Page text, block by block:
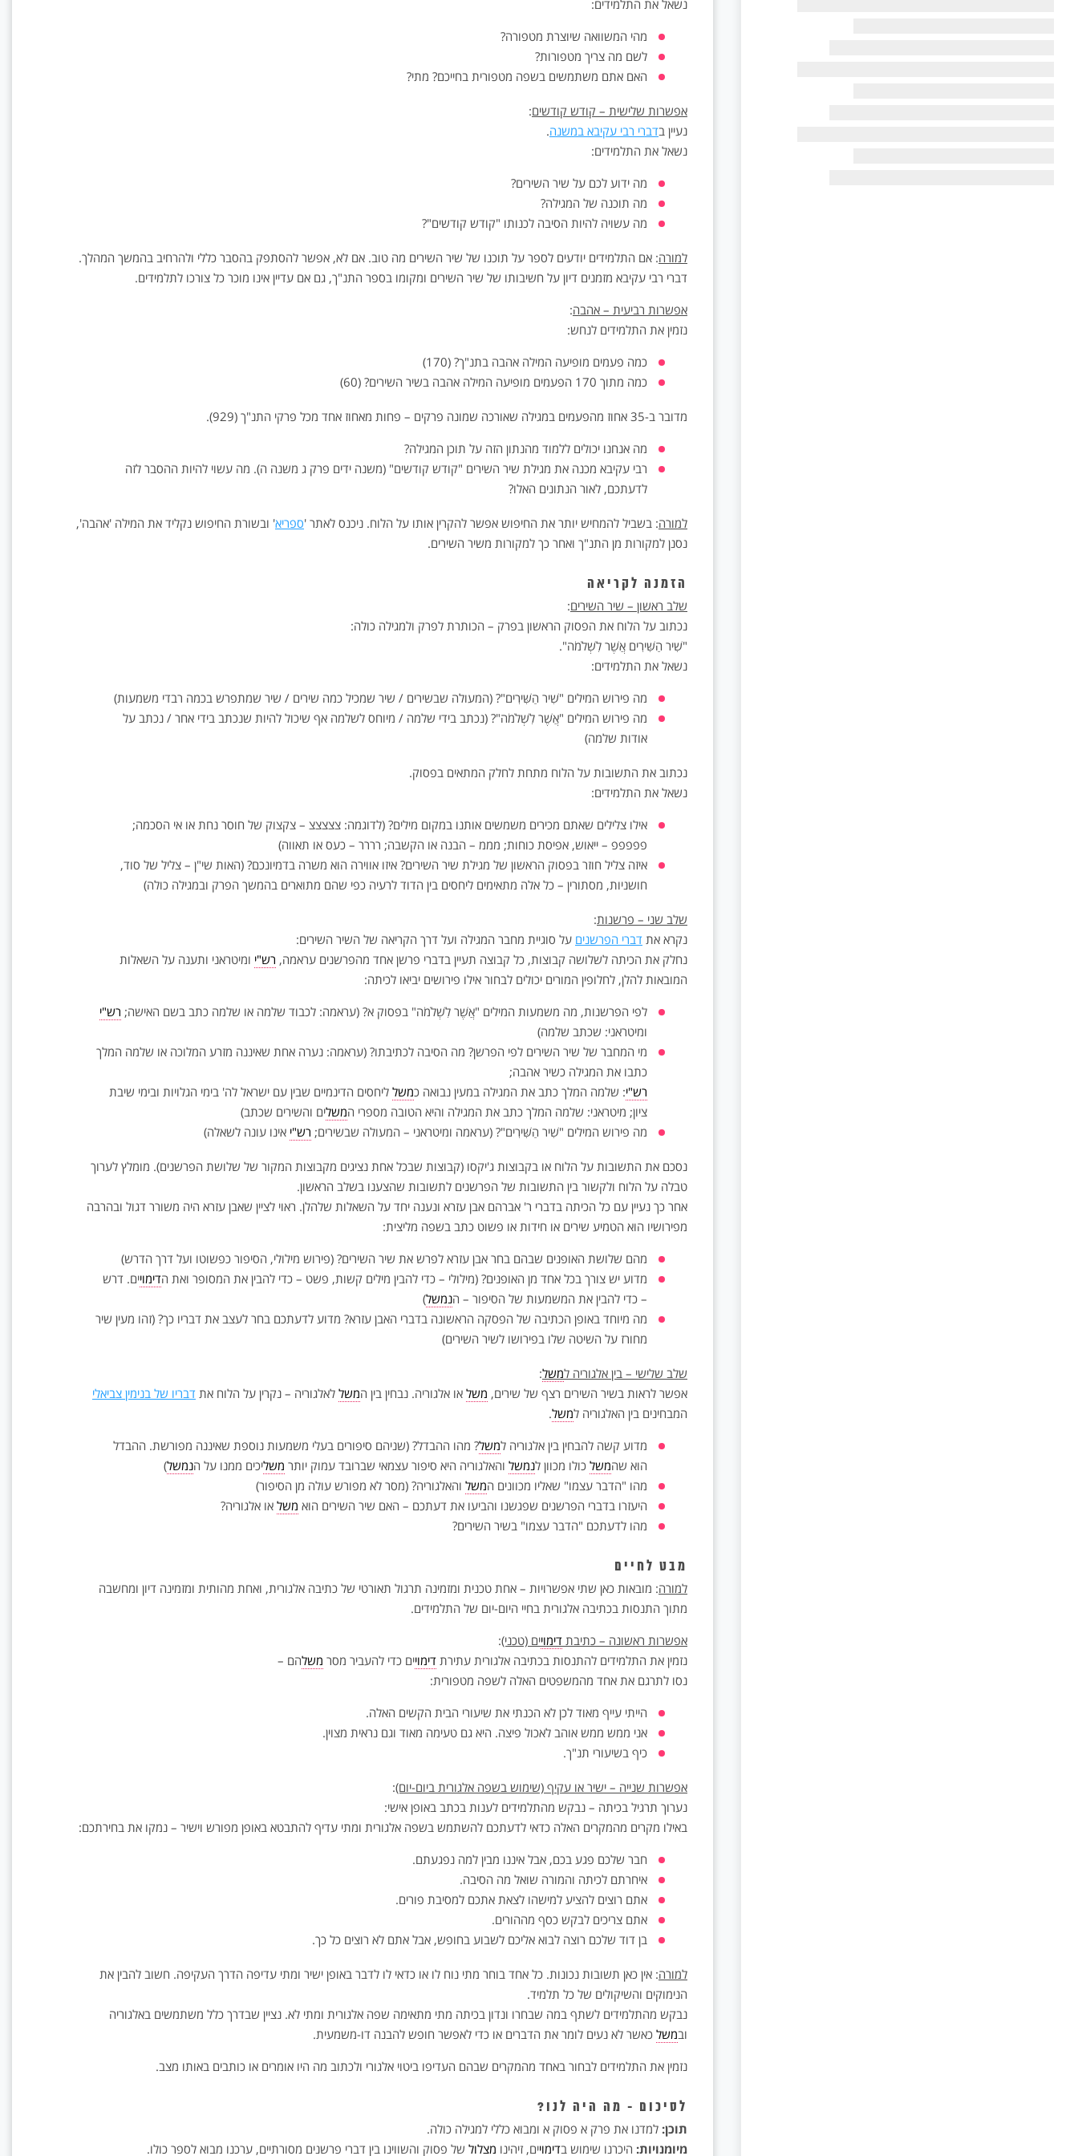
נשאל את התלמידים:
מהי המשוואה שיוצרת מטפורה?
לשם מה צריך מטפורות?
האם אתם משתמשים בשפה מטפורית בחייכם? מתי?
אפשרות שלישית – קודש קודשים:
נעיין בדברי רבי עקיבא במשנה.
נשאל את התלמידים:
מה ידוע לכם על שיר השירים?
מה תוכנה של המגילה?
מה עשויה להיות הסיבה לכנותו "קודש קודשים"?
למורה: אם התלמידים יודעים לספר על תוכנו של שיר השירים מה טוב. אם לא, אפשר להסתפק בהסבר כללי ולהרחיב בהמשך המהלך.
דברי רבי עקיבא מזמנים דיון על חשיבותו של שיר השירים ומקומו בספר התנ"ך, גם אם עדיין אינו מוכר כל צורכו לתלמידים.
אפשרות רביעית – אהבה:
נזמין את התלמידים לנחש:
כמה פעמים מופיעה המילה אהבה בתנ"ך? (170)
כמה מתוך 170 הפעמים מופיעה המילה אהבה בשיר השירים? (60)
מדובר ב-35 אחוז מהפעמים במגילה שאורכה שמונה פרקים – פחות מאחוז אחד מכל פרקי התנ"ך (929).
מה אנחנו יכולים ללמוד מהנתון הזה על תוכן המגילה?
רבי עקיבא מכנה את מגילת שיר השירים "קודש קודשים" (משנה ידים פרק ג משנה ה). מה עשוי להיות ההסבר לזה
לדעתכם, לאור הנתונים האלו?
למורה: בשביל להמחיש יותר את החיפוש אפשר להקרין אותו על הלוח. ניכנס לאתר 'ספריא' ובשורת החיפוש נקליד את המילה 'אהבה',
נסנן למקורות מן התנ"ך ואחר כך למקורות משיר השירים.
הזמנה לקריאה
שלב ראשון – שיר השירים:
נכתוב על הלוח את הפסוק הראשון בפרק – הכותרת לפרק ולמגילה כולה:
"שִׁיר הַשִּׁירִים אֲשֶׁר לִשְׁלֹמֹה".
נשאל את התלמידים:
מה פירוש המילים "שִׁיר הַשִּׁירִים"? (המעולה שבשירים / שיר שמכיל כמה שירים / שיר שמתפרש בכמה רבדי משמעות)
מה פירוש המילים "אֲשֶׁר לִשְׁלֹמֹה"? (נכתב בידי שלמה / מיוחס לשלמה אף שיכול להיות שנכתב בידי אחר / נכתב על
אודות שלמה)
נכתוב את התשובות על הלוח מתחת לחלק המתאים בפסוק.
נשאל את התלמידים:
אילו צלילים שאתם מכירים משמשים אותנו במקום מילים? (לדוגמה: צצצצצ – צקצוק של חוסר נחת או אי הסכמה;
פפפפפ – ייאוש, אפיסת כוחות; מממ – הבנה או הקשבה; רררר – כעס או תאווה)
איזה צליל חוזר בפסוק הראשון של מגילת שיר השירים? איזו אווירה הוא משרה בדמיונכם? (האות שי"ן – צליל של סוד,
חושניות, מסתורין – כל אלה מתאימים ליחסים בין הדוד לרעיה כפי שהם מתוארים בהמשך הפרק ובמגילה כולה)
שלב שני – פרשנות:
נקרא את דברי הפרשנים על סוגיית מחבר המגילה ועל דרך הקריאה של השיר השירים:
נחלק את הכיתה לשלושה קבוצות, כל קבוצה תעיין בדברי פרשן אחד מהפרשנים עראמה, רש"י ומיטראני ותענה על השאלות
המובאות להלן, לחלופין המורים יכולים לבחור אילו פירושים יביאו לכיתה:
לפי הפרשנות, מה משמעות המילים "אֲשֶׁר לִשְׁלֹמֹה" בפסוק א? (עראמה: לכבוד שלמה או שלמה כתב בשם האישה; רש"י
ומיטראני: שכתב שלמה)
מי המחבר של שיר השירים לפי הפרשן? מה הסיבה לכתיבתו? (עראמה: נערה אחת שאיננה מזרע המלוכה או שלמה המלך
כתבו את המגילה כשיר אהבה;
רש"י: שלמה המלך כתב את המגילה במעין נבואה כמשל ליחסים הדינמיים שבין עם ישראל לה' בימי הגלויות ובימי שיבת
ציון; מיטראני: שלמה המלך כתב את המגילה והיא הטובה מספרי המשלים והשירים שכתב)
מה פירוש המילים "שִׁיר הַשִּׁירִים"? (עראמה ומיטראני – המעולה שבשירים; רש"י אינו עונה לשאלה)
נסכם את התשובות על הלוח או בקבוצות ג'יקסו (קבוצות שבכל אחת נציגים מקבוצות המקור של שלושת הפרשנים). מומלץ לערוך
טבלה על הלוח ולקשור בין התשובות של הפרשנים לתשובות שהצענו בשלב הראשון.
אחר כך נעיין עם כל הכיתה בדברי ר' אברהם אבן עזרא ונענה יחד על השאלות שלהלן. ראוי לציין שאבן עזרא היה משורר דגול ובהרבה
מפירושיו הוא הטמיע שירים או חידות או פשוט כתב בשפה מליצית:
מהם שלושת האופנים שבהם בחר אבן עזרא לפרש את שיר השירים? (פירוש מילולי, הסיפור כפשוטו ועל דרך הדרש)
מדוע יש צורך בכל אחד מן האופנים? (מילולי – כדי להבין מילים קשות, פשט – כדי להבין את המסופר ואת הדימויים. דרש
– כדי להבין את המשמעות של הסיפור – הנמשל)
מה מיוחד באופן הכתיבה של הפסקה הראשונה בדברי האבן עזרא? מדוע לדעתכם בחר לעצב את דבריו כך? (זהו מעין שיר
מחורז על השיטה שלו בפירושו לשיר השירים)
שלב שלישי – בין אלגוריה למשל:
אפשר לראות בשיר השירים רצף של שירים, משל או אלגוריה. נבחין בין המשל לאלגוריה – נקרין על הלוח את דבריו של בנימין צביאלי
המבחינים בין האלגוריה למשל.
מדוע קשה להבחין בין אלגוריה למשל? מהו ההבדל? (שניהם סיפורים בעלי משמעות נוספת שאיננה מפורשת. ההבדל
הוא שהמשל כולו מכוון לנמשל והאלגוריה היא סיפור עצמאי שברובד עמוק יותר משליכים ממנו על הנמשל)
מהו "הדבר עצמו" שאליו מכוונים המשל והאלגוריה? (מסר לא מפורש עולה מן הסיפור)
היעזרו בדברי הפרשנים שפגשנו והביעו את דעתכם – האם שיר השירים הוא משל או אלגוריה?
מהו לדעתכם "הדבר עצמו" בשיר השירים?
מבט לחיים
למורה: מובאות כאן שתי אפשרויות – אחת טכנית ומזמינה תרגול תאורטי של כתיבה אלגורית, ואחת מהותית ומזמינה דיון ומחשבה
מתוך התנסות בכתיבה אלגורית בחיי היום-יום של התלמידים.
אפשרות ראשונה – כתיבת דימויים (טכני):
נזמין את התלמידים להתנסות בכתיבה אלגורית עתירת דימויים כדי להעביר מסר משלהם –
נסו לתרגם את אחד מהמשפטים האלה לשפה מטפורית:
הייתי עייף מאוד לכן לא הכנתי את שיעורי הבית הקשים האלה.
אני ממש ממש אוהב לאכול פיצה. היא גם טעימה מאוד וגם נראית מצוין.
כיף בשיעורי תנ"ך.
אפשרות שנייה – ישיר או עקיף (שימוש בשפה אלגורית ביום-יום):
נערוך תרגיל בכיתה – נבקש מהתלמידים לענות בכתב באופן אישי:
באילו מקרים מהמקרים האלה כדאי לדעתכם להשתמש בשפה אלגורית ומתי עדיף להתבטא באופן מפורש וישיר – נמקו את בחירתכם:
חבר שלכם פגע בכם, אבל איננו מבין למה נפגעתם.
איחרתם לכיתה והמורה שואל מה הסיבה.
אתם רוצים להציע למישהו לצאת אתכם למסיבת פורים.
אתם צריכים לבקש כסף מההורים.
בן דוד שלכם רוצה לבוא אליכם לשבוע בחופש, אבל אתם לא רוצים כל כך.
למורה: אין כאן תשובות נכונות. כל אחד בוחר מתי נוח לו או כדאי לו לדבר באופן ישיר ומתי עדיפה הדרך העקיפה. חשוב להבין את
הנימוקים והשיקולים של כל תלמיד.
נבקש מהתלמידים לשתף במה שבחרו ונדון בכיתה מתי מתאימה שפה אלגורית ומתי לא. נציין שבדרך כלל משתמשים באלגוריה
ובמשל כאשר לא נעים לומר את הדברים או כדי לאפשר חופש להבנה דו-משמעית.
נזמין את התלמידים לבחור באחד מהמקרים שבהם העדיפו ביטוי אלגורי ולכתוב מה היו אומרים או כותבים באותו מצב.
לסיכום - מה היה לנו?
תוכן: למדנו את פרק א פסוק א ומבוא כללי למגילה כולה.
מיומנויות: היכרנו שימוש בדימויים, זיהינו מצלול של פסוק והשווינו בין דברי פרשנים מסורתיים, ערכנו מבוא לספר כולו.